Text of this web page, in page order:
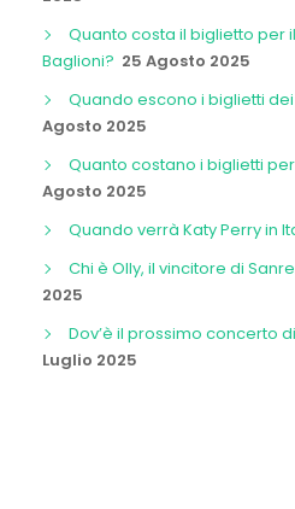
Quanto costa il biglietto per
Baglioni? 25 Agosto 2025
Quando escono i biglietti
Agosto 2025
Quanto costano i biglietti
Agosto 2025
Quando verrà Katy Perry in
Chi è Olly, il vincitore di
2025
Dov’è il prossimo concerto
Luglio 2025